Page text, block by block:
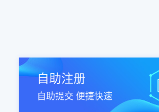
最新通过初审：EASEON
最新通过初审：徐轮（第12类-运
最新通过初审：徐轮（第12类-运
最新通过初审：徐轮（第12类-运
最新通过初审：（第35类-广告销
自助注册
自助提交 便捷快速